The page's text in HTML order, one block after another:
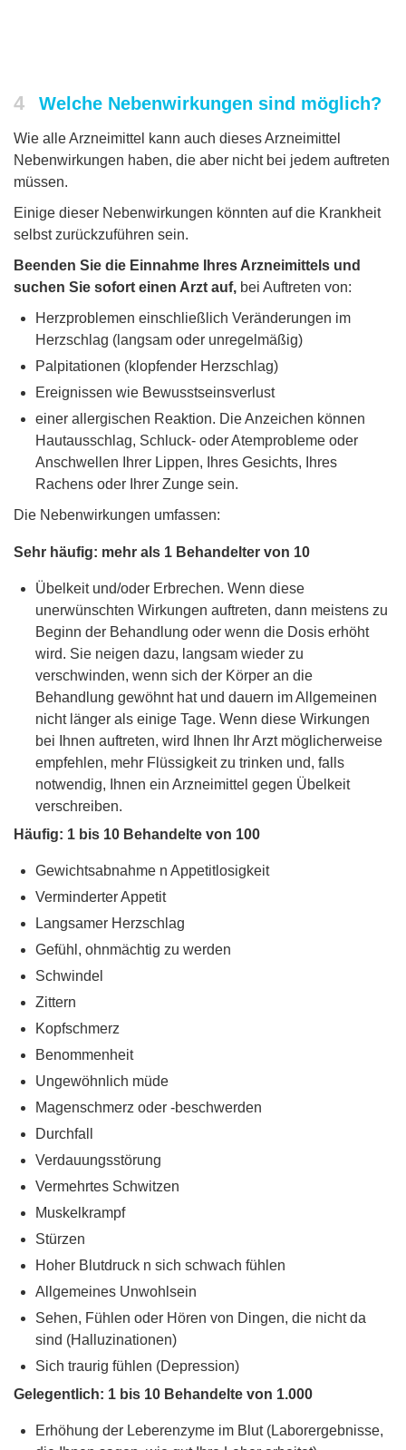
4 Welche Nebenwirkungen sind möglich?
Wie alle Arzneimittel kann auch dieses Arzneimittel
Nebenwirkungen haben, die aber nicht bei jedem auftreten
müssen.
Einige dieser Nebenwirkungen könnten auf die Krankheit
selbst zurückzuführen sein.
Beenden Sie die Einnahme Ihres Arzneimittels und
suchen Sie sofort einen Arzt auf, bei Auftreten von:
Herzproblemen einschließlich Veränderungen im
Herzschlag (langsam oder unregelmäßig)
Palpitationen (klopfender Herzschlag)
Ereignissen wie Bewusstseinsverlust
einer allergischen Reaktion. Die Anzeichen können
Hautausschlag, Schluck- oder Atemprobleme oder
Anschwellen Ihrer Lippen, Ihres Gesichts, Ihres
Rachens oder Ihrer Zunge sein.
Die Nebenwirkungen umfassen:
Sehr häufig: mehr als 1 Behandelter von 10
Übelkeit und/oder Erbrechen. Wenn diese
unerwünschten Wirkungen auftreten, dann meistens zu
Beginn der Behandlung oder wenn die Dosis erhöht
wird. Sie neigen dazu, langsam wieder zu
verschwinden, wenn sich der Körper an die
Behandlung gewöhnt hat und dauern im Allgemeinen
nicht länger als einige Tage. Wenn diese Wirkungen
bei Ihnen auftreten, wird Ihnen Ihr Arzt möglicherweise
empfehlen, mehr Flüssigkeit zu trinken und, falls
notwendig, Ihnen ein Arzneimittel gegen Übelkeit
verschreiben.
Häufig: 1 bis 10 Behandelte von 100
Gewichtsabnahme n Appetitlosigkeit
Verminderter Appetit
Langsamer Herzschlag
Gefühl, ohnmächtig zu werden
Schwindel
Zittern
Kopfschmerz
Benommenheit
Ungewöhnlich müde
Magenschmerz oder -beschwerden
Durchfall
Verdauungsstörung
Vermehrtes Schwitzen
Muskelkrampf
Stürzen
Hoher Blutdruck n sich schwach fühlen
Allgemeines Unwohlsein
Sehen, Fühlen oder Hören von Dingen, die nicht da
sind (Halluzinationen)
Sich traurig fühlen (Depression)
Gelegentlich: 1 bis 10 Behandelte von 1.000
Erhöhung der Leberenzyme im Blut (Laborergebnisse,